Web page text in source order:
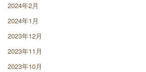
2024年2月
2024年1月
2023年12月
2023年11月
2023年10月